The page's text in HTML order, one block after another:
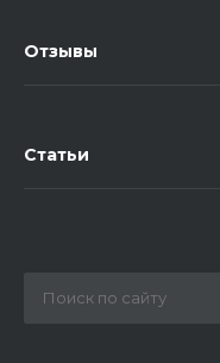
Отзывы
Статьи